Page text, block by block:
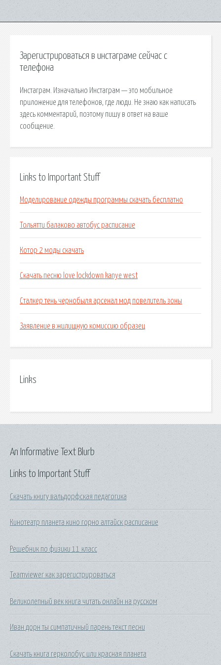
Зарегистрироваться в инстаграме сейчас с
телефона
Инстаграм. Изначально Инстаграм — это мобильное
приложение для телефонов, где люди. Не знаю как написать
здесь комментарий, поэтому пишу в ответ на ваше
сообщение.
Links to Important Stuff
Моделирование одежды программы скачать бесплатно
Тольятти балаково автобус расписание
Котор 2 моды скачать
Скачать песню love lockdown kanye west
Сталкер тень чернобыля арсенал мод повелитель зоны
Заявление в жилищную комиссию образец
Links
Links to Important Stuff
Скачать книгу вальдорфская педагогика
Кинотеатр планета кино горно алтайск расписание
Решебник по физики 11 класс
Teamviewer как зарегистрироваться
Великолепный век книга читать онлайн на русском
Иван дорн ты симпатичный парень текст песни
Скачать книга герколобус или красная планета
An Informative Text Blurb